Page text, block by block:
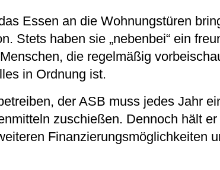
Essen an die Wohnungstüren
Stets haben sie „nebenbei“ ein
die regelmäßig
in Ordnung ist.
der ASB muss jedes Jahr
zuschießen. Dennoch hält
Finanzierungsmöglichkeiten